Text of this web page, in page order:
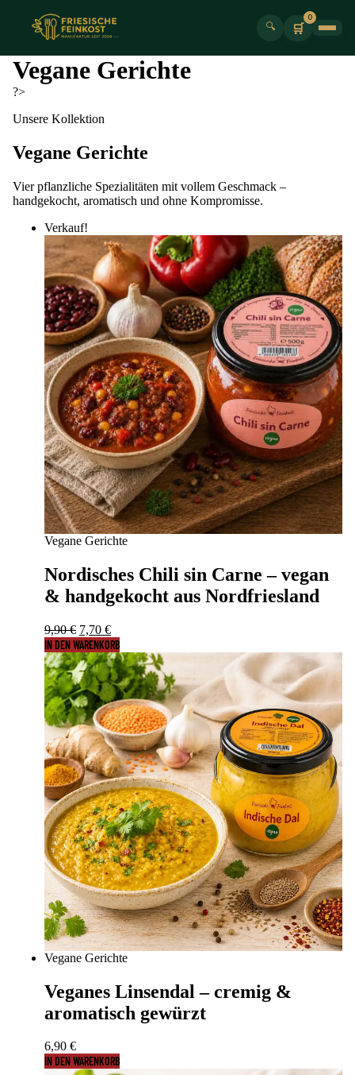
🔍 🛒
0
Vegane Gerichte
?>
Unsere Kollektion
Vegane Gerichte
Vier pflanzliche Spezialitäten mit vollem Geschmack –
handgekocht, aromatisch und ohne Kompromisse.
Verkauf!
Vegane Gerichte
Nordisches Chili sin Carne – vegan
& handgekocht aus Nordfriesland
9,90€ Ursprünglicher Preis war: 9,90 €
7,70 €Aktueller Preis ist: 7,70 €.
IN DEN WARENKORB
Vegane Gerichte
Veganes Linsendal – cremig &
aromatisch gewürzt
6,90 €
IN DEN WARENKORB